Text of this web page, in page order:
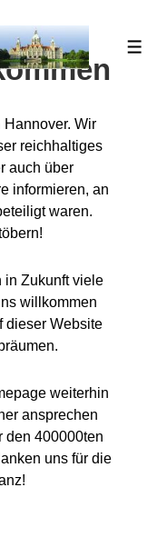
Wir
reichhaltiges
auch über
informieren, an
waren.
in Zukunft viele
willkommen
dieser Website
weiterhin
ansprechen
den 400000ten
uns für die